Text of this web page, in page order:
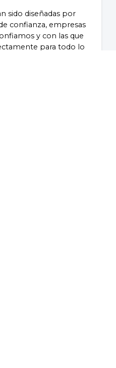
sido diseñadas por
confianza, empresas
y con las que
para todo lo